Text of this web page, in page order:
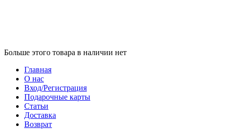
Больше этого товара в наличии нет
Главная
О нас
Вход/Регистрация
Подарочные карты
Статьи
Доставка
Возврат